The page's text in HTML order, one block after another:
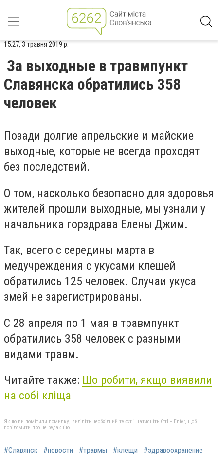
15:27, 3 травня 2019 р.
За выходные в травмпункт
Славянска обратились 358
человек
Позади долгие апрельские и майские
выходные, которые не всегда проходят
без последствий.
О том, насколько безопасно для здоровья
жителей прошли выходные, мы узнали у
начальника горздрава Елены Джим.
Так, всего с середины марта в
медучреждения с укусами клещей
обратились 125 человек. Случаи укуса
змей не зарегистрированы.
С 28 апреля по 1 мая в травмпункт
обратились 358 человек с разными
видами травм.
Читайте также: Що робити, якщо виявили
на собі кліща
Якщо ви помітили помилку, виділіть необхідний текст і натисніть Ctrl + Enter, щоб
повідомити про це редакцію
#Славянск #новости #травмы #клещи #здравоохранение